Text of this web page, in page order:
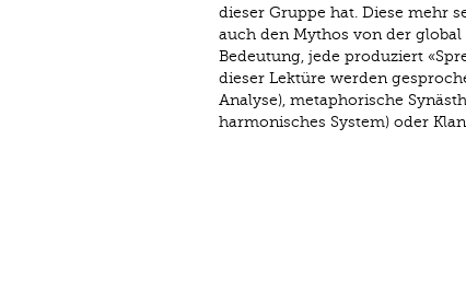
dieser Gruppe hat. Diese mehr
auch den Mythos von der
Bedeutung, jede produziert
dieser Lektüre werden
Analyse), metaphorische
harmonisches System) oder